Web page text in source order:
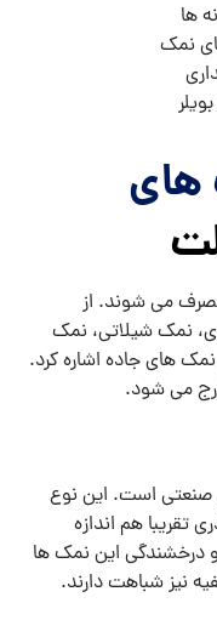
ها
نمک
های
می شوند. از
نمک شیلاتی، نمک
های جاده اشاره کرد.
می شود.
صنعتی است. این نوع
تقریبا هم اندازه
درخشندگی این نمک ها
نیز شباهت دارند.